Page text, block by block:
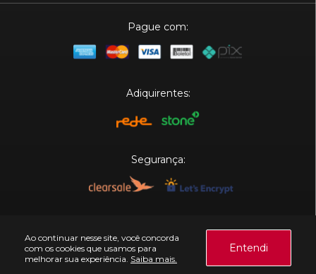
Ao continuar nesse site, você concorda
com os cookies que usamos para
melhorar sua experiência. Saiba mais.
Entendi
Pague com:
Adiquirentes:
Segurança: